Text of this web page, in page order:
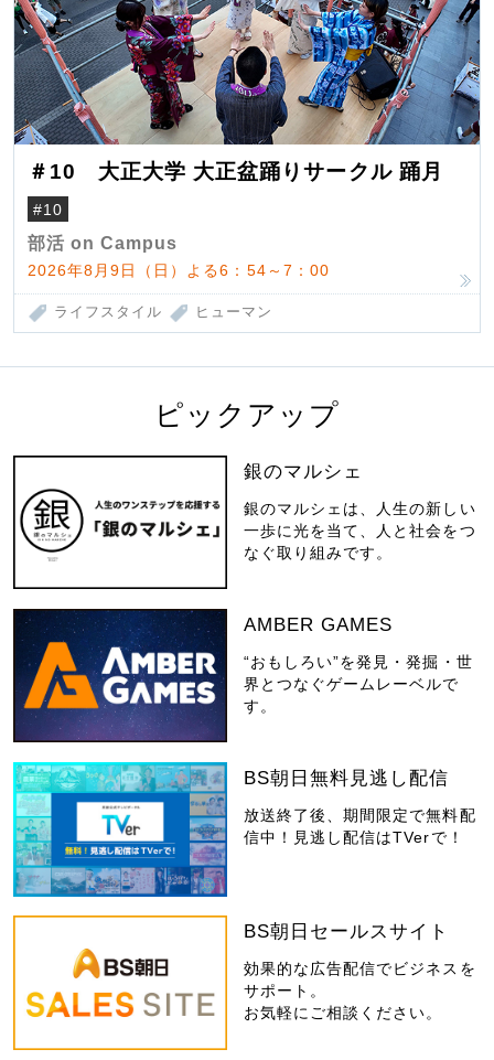
＃10 大正大学 大正盆踊りサークル 踊月
#10
部活 on Campus
2026年8月9日（日）よる6：54～7：00
ライフスタイル ヒューマン
ピックアップ
銀のマルシェ
銀のマルシェは、人生の新しい
一歩に光を当て、人と社会をつ
なぐ取り組みです。
AMBER GAMES
“おもしろい”を発見・発掘・世
界とつなぐゲームレーベルで
す。
BS朝日無料見逃し配信
放送終了後、期間限定で無料配
信中！見逃し配信はTVerで！
BS朝日セールスサイト
効果的な広告配信でビジネスを
サポート。
お気軽にご相談ください。